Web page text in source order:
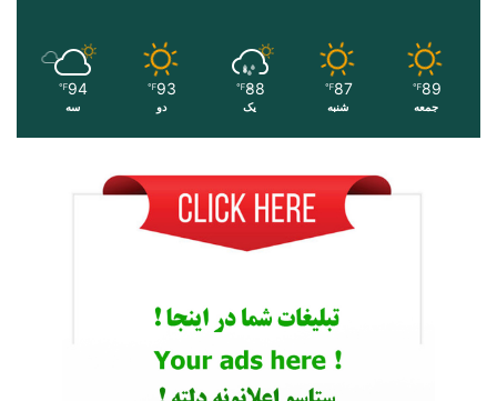
89
℉
جمعه
87
℉
شنبه
88
℉
یک
93
℉
دو
94
℉
سه